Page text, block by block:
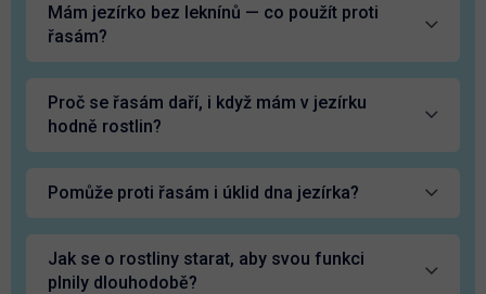
Mám jezírko bez leknínů — co použít proti
řasám?
Proč se řasám daří, i když mám v jezírku
hodně rostlin?
Pomůže proti řasám i úklid dna jezírka?
Jak se o rostliny starat, aby svou funkci
plnily dlouhodobě?